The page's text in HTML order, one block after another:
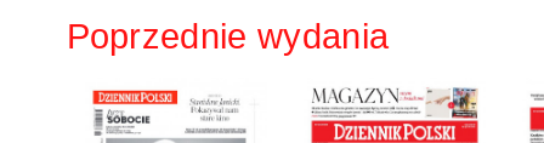
Poprzednie wydania